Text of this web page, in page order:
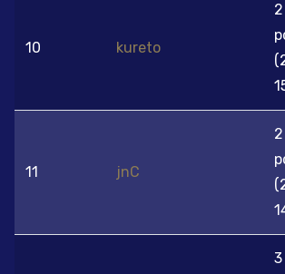
10 kureto
11 jnC